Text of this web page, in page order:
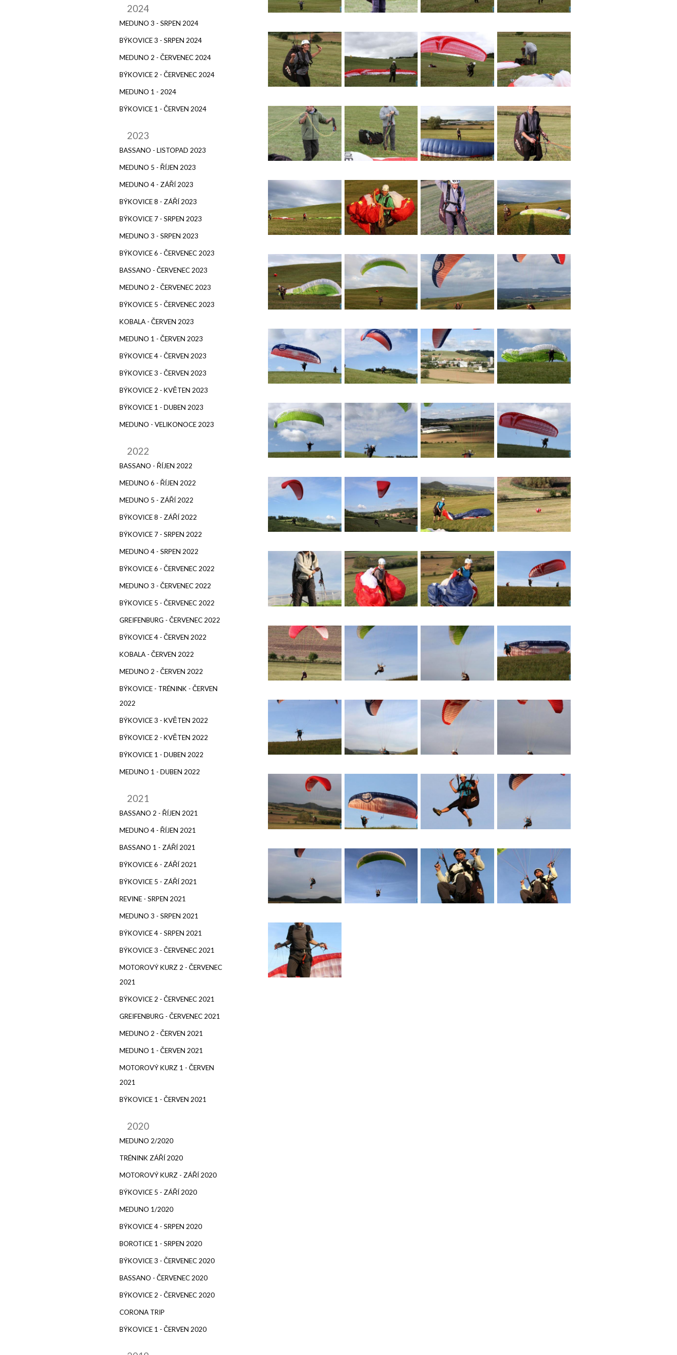
2024
MEDUNO 3 - SRPEN 2024
BÝKOVICE 3 - SRPEN 2024
MEDUNO 2 - ČERVENEC 2024
BÝKOVICE 2 - ČERVENEC 2024
MEDUNO 1 - 2024
BÝKOVICE 1 - ČERVEN 2024
2023
BASSANO - LISTOPAD 2023
MEDUNO 5 - ŘÍJEN 2023
MEDUNO 4 - ZÁŘÍ 2023
BÝKOVICE 8 - ZÁŘÍ 2023
BÝKOVICE 7 - SRPEN 2023
MEDUNO 3 - SRPEN 2023
BÝKOVICE 6 - ČERVENEC 2023
BASSANO - ČERVENEC 2023
MEDUNO 2 - ČERVENEC 2023
BÝKOVICE 5 - ČERVENEC 2023
KOBALA - ČERVEN 2023
MEDUNO 1 - ČERVEN 2023
BÝKOVICE 4 - ČERVEN 2023
BÝKOVICE 3 - ČERVEN 2023
BÝKOVICE 2 - KVĚTEN 2023
BÝKOVICE 1 - DUBEN 2023
MEDUNO - VELIKONOCE 2023
2022
BASSANO - ŘÍJEN 2022
MEDUNO 6 - ŘÍJEN 2022
MEDUNO 5 - ZÁŘÍ 2022
BÝKOVICE 8 - ZÁŘÍ 2022
BÝKOVICE 7 - SRPEN 2022
MEDUNO 4 - SRPEN 2022
BÝKOVICE 6 - ČERVENEC 2022
MEDUNO 3 - ČERVENEC 2022
BÝKOVICE 5 - ČERVENEC 2022
GREIFENBURG - ČERVENEC 2022
BÝKOVICE 4 - ČERVEN 2022
KOBALA - ČERVEN 2022
MEDUNO 2 - ČERVEN 2022
BÝKOVICE - TRÉNINK - ČERVEN
2022
BÝKOVICE 3 - KVĚTEN 2022
BÝKOVICE 2 - KVĚTEN 2022
BÝKOVICE 1 - DUBEN 2022
MEDUNO 1 - DUBEN 2022
2021
BASSANO 2 - ŘÍJEN 2021
MEDUNO 4 - ŘÍJEN 2021
BASSANO 1 - ZÁŘÍ 2021
BÝKOVICE 6 - ZÁŘÍ 2021
BÝKOVICE 5 - ZÁŘÍ 2021
REVINE - SRPEN 2021
MEDUNO 3 - SRPEN 2021
BÝKOVICE 4 - SRPEN 2021
BÝKOVICE 3 - ČERVENEC 2021
MOTOROVÝ KURZ 2 - ČERVENEC
2021
BÝKOVICE 2 - ČERVENEC 2021
GREIFENBURG - ČERVENEC 2021
MEDUNO 2 - ČERVEN 2021
MEDUNO 1 - ČERVEN 2021
MOTOROVÝ KURZ 1 - ČERVEN
2021
BÝKOVICE 1 - ČERVEN 2021
2020
MEDUNO 2/2020
TRÉNINK ZÁŘÍ 2020
MOTOROVÝ KURZ - ZÁŘÍ 2020
BÝKOVICE 5 - ZÁŘÍ 2020
MEDUNO 1/2020
BÝKOVICE 4 - SRPEN 2020
BOROTICE 1 - SRPEN 2020
BÝKOVICE 3 - ČERVENEC 2020
BASSANO - ČERVENEC 2020
BÝKOVICE 2 - ČERVENEC 2020
CORONA TRIP
BÝKOVICE 1 - ČERVEN 2020